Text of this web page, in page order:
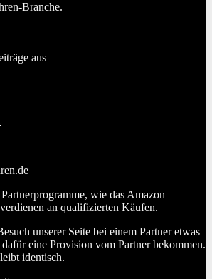
Branche.
aus
wie das Amazon
an qualifizierten Käufen.
unserer Seite bei einem Partner etwas
eine Provision vom Partner bekommen.
identisch.